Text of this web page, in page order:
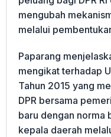
mengubah
melalui
Paparang
mengikat terhadap
Tahun 2015 yang
DPR bersama
baru dengan norma
kepala daerah